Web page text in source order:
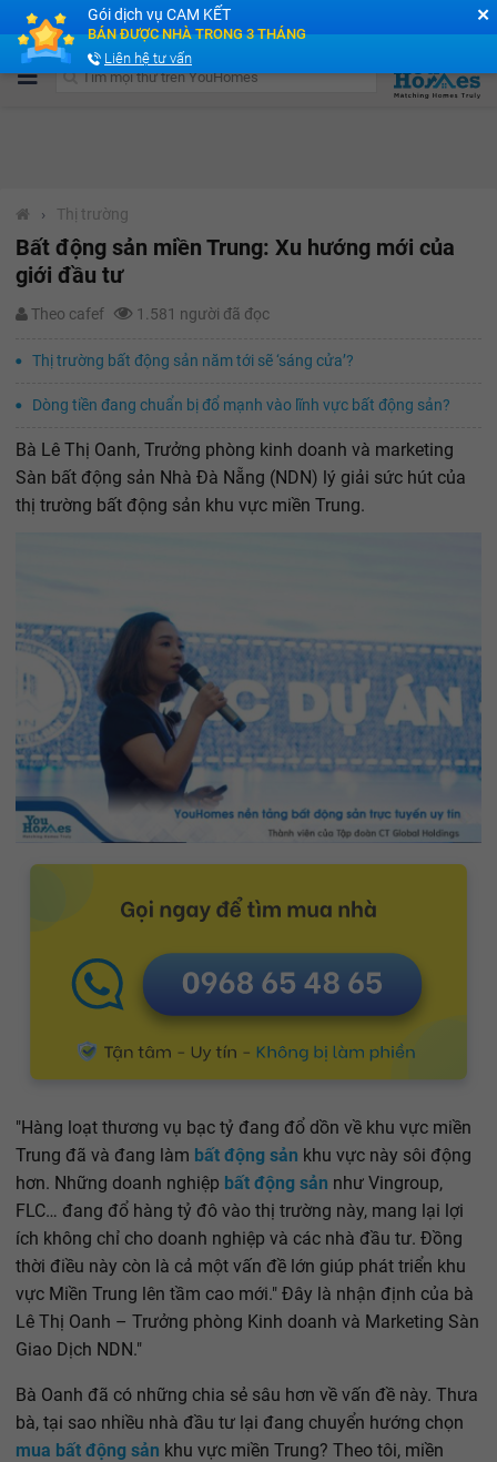
Cộng đồng Môi giới bPRO
› Thị trường
Bất động sản miền Trung: Xu hướng mới của
giới đầu tư
Theo cafef 1.581 người đã đọc
Thị trường bất động sản năm tới sẽ ‘sáng cửa’?
Dòng tiền đang chuẩn bị đổ mạnh vào lĩnh vực bất động sản?
Bà Lê Thị Oanh, Trưởng phòng kinh doanh và marketing
Sàn bất động sản Nhà Đà Nẵng (NDN) lý giải sức hút của
thị trường bất động sản khu vực miền Trung.
"Hàng loạt thương vụ bạc tỷ đang đổ dồn về khu vực miền
Trung đã và đang làm bất động sản khu vực này sôi động
hơn. Những doanh nghiệp bất động sản như Vingroup,
FLC… đang đổ hàng tỷ đô vào thị trường này, mang lại lợi
ích không chỉ cho doanh nghiệp và các nhà đầu tư. Đồng
thời điều này còn là cả một vấn đề lớn giúp phát triển khu
vực Miền Trung lên tầm cao mới." Đây là nhận định của bà
Lê Thị Oanh – Trưởng phòng Kinh doanh và Marketing Sàn
Giao Dịch NDN."
Bà Oanh đã có những chia sẻ sâu hơn về vấn đề này. Thưa
bà, tại sao nhiều nhà đầu tư lại đang chuyển hướng chọn
mua bất động sản khu vực miền Trung? Theo tôi, miền
✕
Gói dịch vụ CAM KẾT
BÁN ĐƯỢC NHÀ TRONG 3 THÁNG
Liên hệ tư vấn